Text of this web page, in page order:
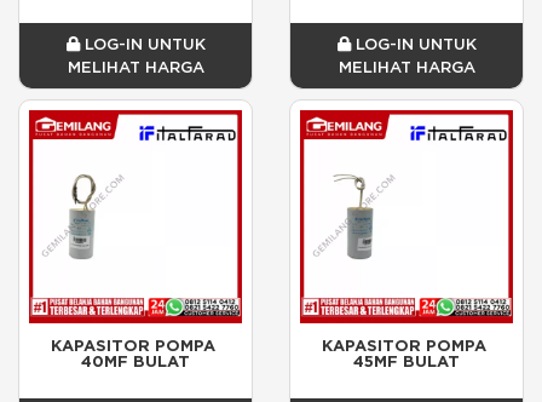
LOG-IN UNTUK
MELIHAT HARGA
LOG-IN UNTUK
MELIHAT HARGA
KAPASITOR POMPA
40MF BULAT
KAPASITOR POMPA
45MF BULAT